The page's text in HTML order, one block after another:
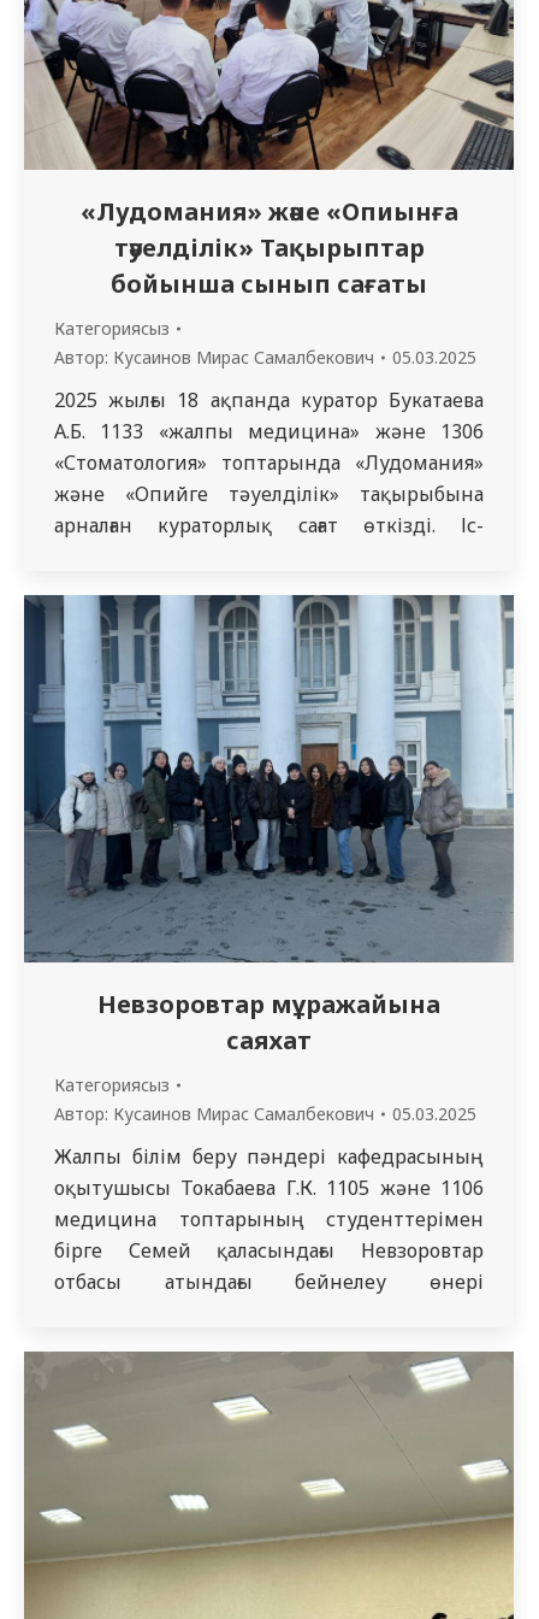
«Лудомания» және «Опиынға
тәуелділік» Тақырыптар
бойынша сынып сағаты
Категориясыз
Автор: Кусаинов Мирас Самалбекович 05.03.2025
2025 жылғы 18 ақпанда куратор Букатаева
А.Б. 1133 «жалпы медицина» және 1306
«Стоматология» топтарында «Лудомания»
және «Опийге тәуелділік» тақырыбына
арналған кураторлық сағат өткізді. Іс-
сипаттамалары және салдарларымен
таныстыру болды. Іс-шара барысында
игромания және нашақорлық сияқты
тәуелділіктерден зардап шегетін
адамдардың мінез-құлқының түрлі
аспектілері, сондай-ақ мұндай адамдарға
көмек көрсету және емдеу…
Невзоровтар мұражайына
саяхат
Категориясыз
Автор: Кусаинов Мирас Самалбекович 05.03.2025
Жалпы білім беру пәндері кафедрасының
оқытушысы Токабаева Г.К. 1105 және 1106
медицина топтарының студенттерімен
бірге Семей қаласындағы Невзоровтар
отбасы атындағы бейнелеу өнері
қызметкері қарсы алып, мұражай
тарихымен таныстырды. Невзоровтар
мұражайы Қазақстандағы ең ірі бейнелеу
өнері мұражайларының бірі болып
табылады және мұнда қазақ, орыс,
батысеуропалық және шығыс елдерінің
көркемсурет…